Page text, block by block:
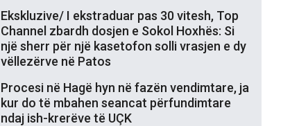
Ekskluzive/ I ekstraduar pas 30 vitesh, Top
Channel zbardh dosjen e Sokol Hoxhës: Si
një sherr për një kasetofon solli vrasjen e dy
vëllezërve në Patos
Procesi në Hagë hyn në fazën vendimtare, ja
kur do të mbahen seancat përfundimtare
ndaj ish-krerëve të UÇK